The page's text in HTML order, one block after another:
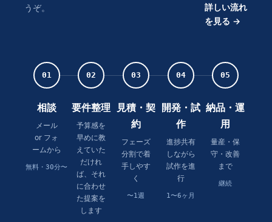
うぞ。
詳しい流れ
を見る →
01
相談
メール
or フォ
ームから
無料・30分〜
02
要件整理
予算感を
早めに教
えていた
だけれ
ば、それ
に合わせ
た提案を
します
03
見積・契
約
フェーズ
分割で着
手しやす
く
〜1週
04
開発・試
作
進捗共有
しながら
試作を進
行
1〜6ヶ月
05
納品・運
用
量産・保
守・改善
まで
継続